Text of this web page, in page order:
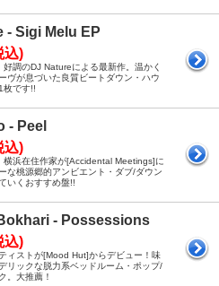
- Sigi Melu EP
込)
好調のDJ Natureによる最新作。温かく
ヴが息づいた良質ビートダウン・ハウ
枚です!!
- Peel
込)
横浜在住作家が[Accidental Meetings]に
な桃源郷的アンビエント・ダブ/ダウン
いくおすすめ盤!!
- Possessions
込)
ィストが[Mood Hut]からデビュー！味
リックな脱力系ベッドルーム・ポップ/
。大推薦！